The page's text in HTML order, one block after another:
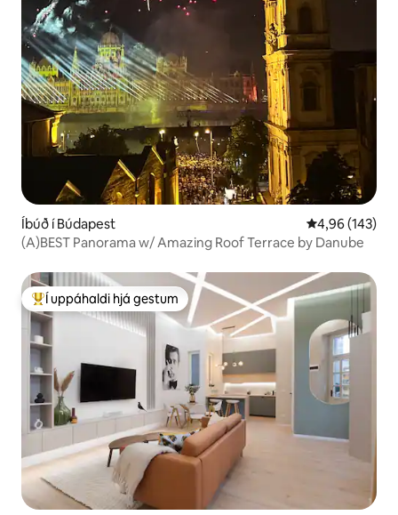
Íbúð í Búdapest 4,96 af 5 í
4,96 (143)
(A)BEST Panorama w/ Amazing Roof Terrace by Danube
Í mestu uppáhaldi hjá gestum
Í uppáhaldi hjá gestum